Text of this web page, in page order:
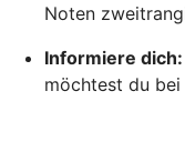
Noten
Informiere dich:
möchtest du bei